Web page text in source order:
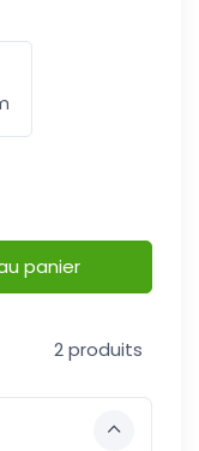
panier
2 produits